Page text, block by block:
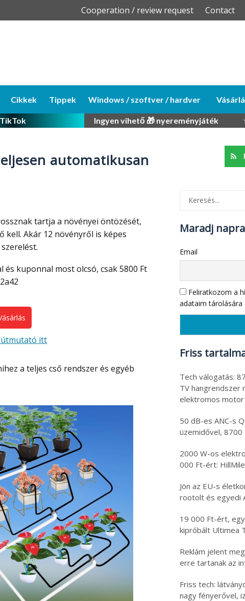
Skip
Cooperation / review request Contact
Cikkek Tippek Windows / szoftver / hardver
TikTok Ingyen vihető 🎁 nyereményjáték
automatikusan
tartja a növényei öntözését,
kell. Akár 12 növényről is képes
útmutató itt
Maradj
Email
Feliratkozom a
adataim tárolására
Friss
Tech válogatás:
TV hangrendszer
elektromos motor
50 dB-es ANC-s
üzemidővel,
2000 W-os
000 Ft-ért:
Jön az EU-s
rootolt és egyedi
19 000 Ft-ért,
kipróbált Ultimea
Reklám jelent
erre tartanak az
Friss tech:
nagy fényerővel,